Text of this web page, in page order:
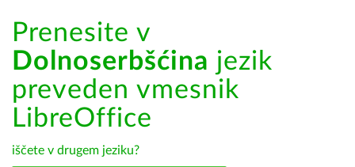
Prenesite v
Dolnoserbšćina jezik
preveden vmesnik
LibreOffice
iščete v drugem jeziku?